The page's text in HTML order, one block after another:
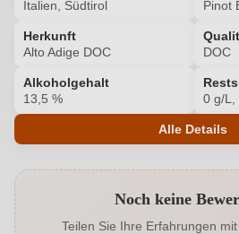
Italien, Südtirol Pinot
Herkunft
Alto Adige DOC
DOC
Alkoholgehalt
13,5 %
0 g/L,
Alle Details
Alkoholgehalt in %Noch keine
Teilen Sie Ihre Erfahrungen